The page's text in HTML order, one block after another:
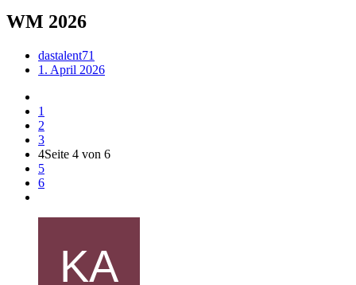
WM 2026
dastalent71
1. April 2026
1
2
3
4Seite 4 von 6
5
6